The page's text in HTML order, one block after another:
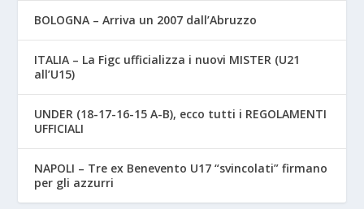
BOLOGNA – Arriva un 2007 dall’Abruzzo
ITALIA – La Figc ufficializza i nuovi MISTER (U21
all’U15)
UNDER (18-17-16-15 A-B), ecco tutti i REGOLAMENTI
UFFICIALI
NAPOLI – Tre ex Benevento U17 “svincolati” firmano
per gli azzurri